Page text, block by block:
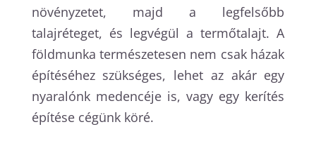
növényzetet, majd a legfelsőbb
talajréteget, és legvégül a termőtalajt. A
földmunka természetesen nem csak házak
építéséhez szükséges, lehet az akár egy
nyaralónk medencéje is, vagy egy kerítés
építése cégünk köré.